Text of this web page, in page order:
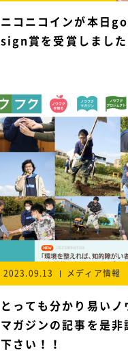
ニコニコインが本日
sign賞を受賞しました
2023.09.13 メディア情報
とっても分かり易いノ
マガジンの記事を是非
下さい！！